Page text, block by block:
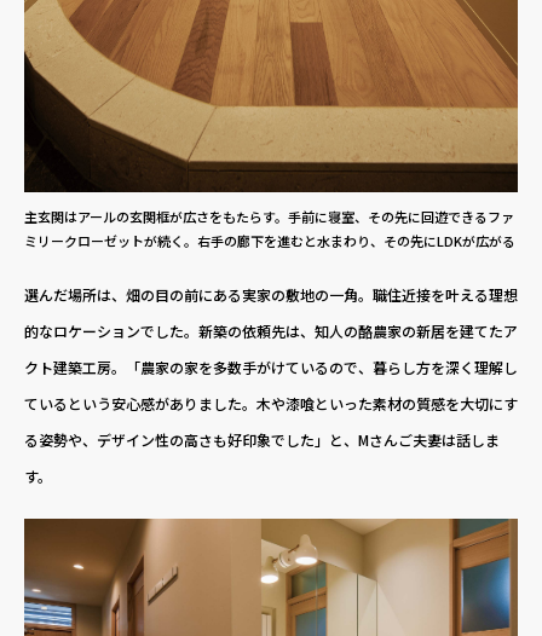
主玄関はアールの玄関框が広さをもたらす。手前に寝室、その先に回遊できるファ
ミリークローゼットが続く。右手の廊下を進むと水まわり、その先にLDKが広がる
選んだ場所は、畑の目の前にある実家の敷地の一角。職住近接を叶える理想
的なロケーションでした。新築の依頼先は、知人の酪農家の新居を建てたア
クト建築工房。「農家の家を多数手がけているので、暮らし方を深く理解し
ているという安心感がありました。木や漆喰といった素材の質感を大切にす
る姿勢や、デザイン性の高さも好印象でした」と、Mさんご夫妻は話しま
す。